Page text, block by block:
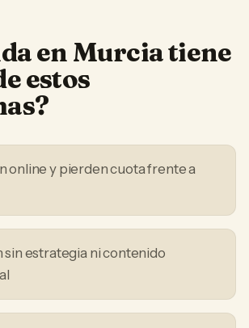
en Murciatiene
estos
online y pierden cuota frente a
sin estrategia ni contenido